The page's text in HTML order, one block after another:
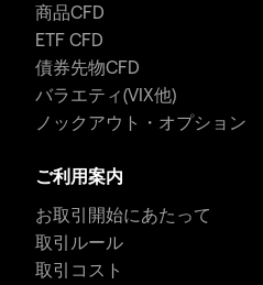
商品CFD
ETF CFD
債券先物CFD
バラエティ(VIX他)
ノックアウト・オプション
ご利用案内
お取引開始にあたって
取引ルール
取引コスト